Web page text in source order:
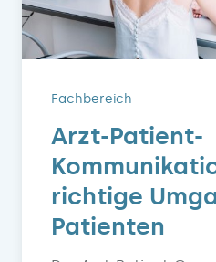
Fachbereich
Arzt-Patient-
richtige
Patienten